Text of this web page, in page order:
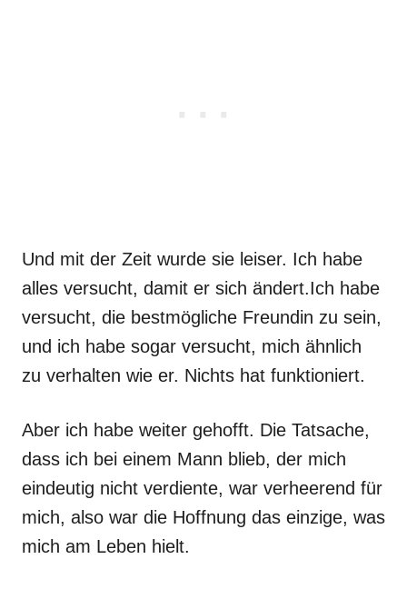
Und mit der Zeit wurde sie leiser. Ich habe
alles versucht, damit er sich ändert.Ich habe
versucht, die bestmögliche Freundin zu sein,
und ich habe sogar versucht, mich ähnlich
zu verhalten wie er. Nichts hat funktioniert.
Aber ich habe weiter gehofft. Die Tatsache,
dass ich bei einem Mann blieb, der mich
eindeutig nicht verdiente, war verheerend für
mich, also war die Hoffnung das einzige, was
mich am Leben hielt.